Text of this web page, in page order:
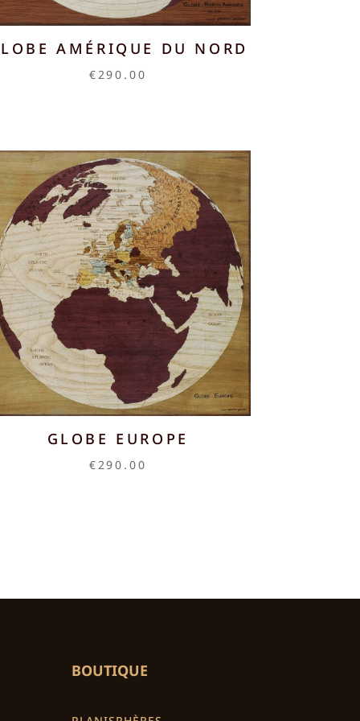
AMÉRIQUE DU NORD
€ 290.00
GLOBE EUROPE
€290.00
BOUTIQUE